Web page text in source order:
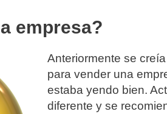
empresa?
Anteriormente se
para vender una
estaba yendo bien.
diferente y se